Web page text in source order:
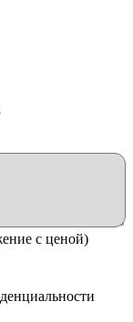
с ценой)